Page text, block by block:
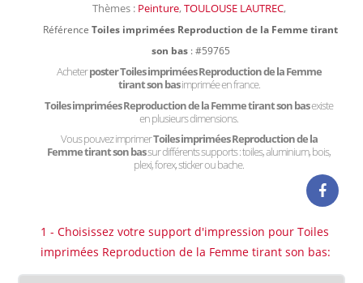
Thèmes : Peinture, TOULOUSE LAUTREC,
Référence Toiles imprimées Reproduction de la Femme tirant
son bas : #59765
Acheterposter Toiles imprimées Reproduction de la Femme
tirant son basimprimée en france.
Toiles imprimées Reproduction de la Femme tirant son basexiste
en plusieurs dimensions.
Vous pouvez imprimerToiles imprimées Reproduction de la
Femme tirant son bassur différents supports : toiles, aluminium, bois,
plexi, forex, sticker ou bache.
1 - Choisissez votre support d'impression pour Toiles
imprimées Reproduction de la Femme tirant son bas: